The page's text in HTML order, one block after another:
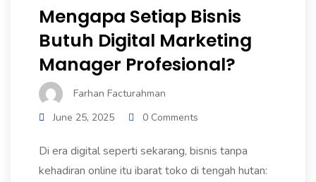
Mengapa Setiap Bisnis
Butuh Digital Marketing
Manager Profesional?
Farhan Facturahman
June 25, 2025
0 Comments
Di era digital seperti sekarang, bisnis tanpa
kehadiran online itu ibarat toko di tengah hutan: